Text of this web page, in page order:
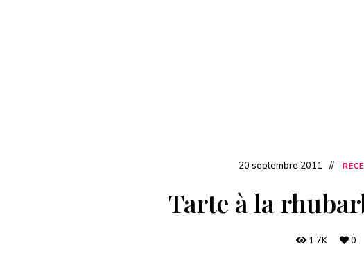
20 septembre 2011
Tarte à la
1.7K 0